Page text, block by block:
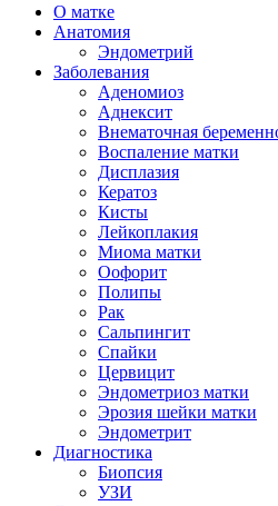
О матке
Анатомия
Эндометрий
Заболевания
Аденомиоз
Аднексит
Внематочная
Воспаление матки
Дисплазия
Кератоз
Кисты
Лейкоплакия
Миома матки
Оофорит
Полипы
Рак
Сальпингит
Спайки
Цервицит
Эндометриоз матки
Эрозия шейки матки
Эндометрит
Диагностика
Биопсия
УЗИ